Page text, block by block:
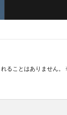
ることはありません。